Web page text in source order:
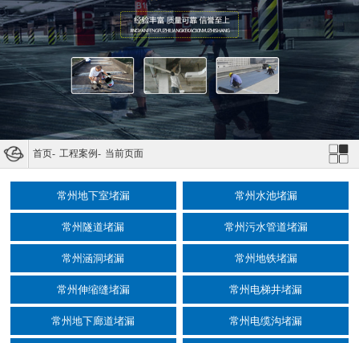
首页- 工程案例- 当前页面
常州地下室堵漏 常州水池堵漏
常州隧道堵漏 常州污水管道堵漏
常州涵洞堵漏 常州地铁堵漏
常州伸缩缝堵漏 常州电梯井堵漏
常州地下廊道堵漏 常州电缆沟堵漏